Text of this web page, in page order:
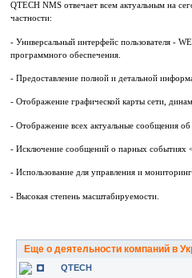
QTECH NMS отвечает всем актуальным на
частности:
- Универсальный интерфейс пользователя -
программного обеспечения.
- Предоставление полной и детальной
- Отображение графической карты сети,
- Отображение всех актуальные сообщения об
- Исключение сообщений о парных событиях
- Использование для управления и
- Высокая степень масштабируемости.
Еще о деятельности компаний в
QTECH